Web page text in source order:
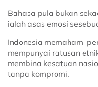
Bahasa pula bukan
ialah asas emosi
Indonesia memahami
mempunyai ratusan
membina kesatuan
tanpa kompromi.